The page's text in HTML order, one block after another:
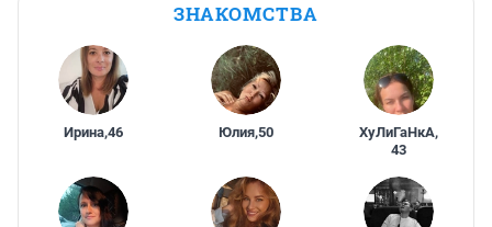
ЗНАКОМСТВА
Ирина,46 Юлия,50 ХуЛиГаНкА,
43